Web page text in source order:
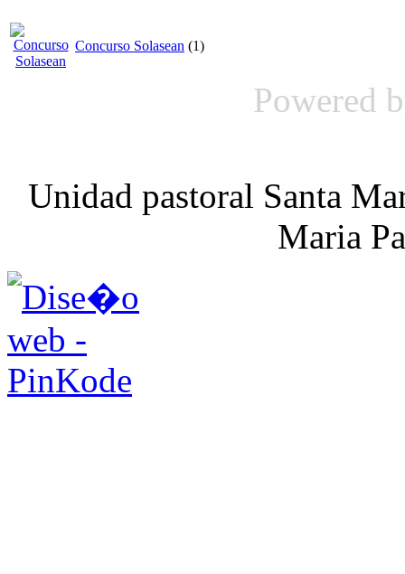
Concurso Solasean (1)
Powered
Unidad pastoral Santa
Maria